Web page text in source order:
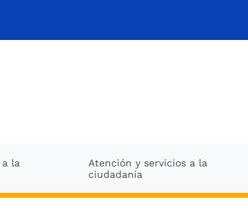
la
Atención y servicios a la
ciudadanía